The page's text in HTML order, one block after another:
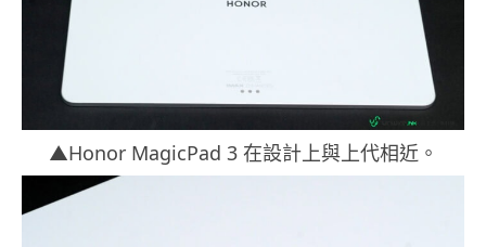
▲Honor MagicPad 3 在設計上與上代相近。